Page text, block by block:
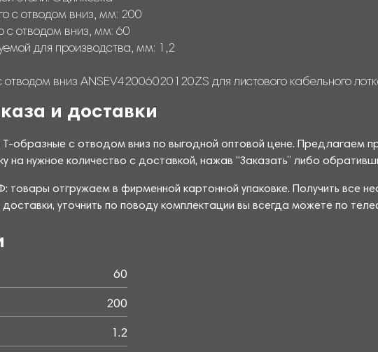
с отводом вниз, мм: 200
с отводом вниз, мм: 60
для производства, мм: 1,2
отводом вниз ANSEV42006020120ZS для листового кабельного
и доставки
Т-образные с отводом вниз по выгодной оптовой цене. Предлагаем
на нужное количество с доставкой, нажав “Заказать” либо
товары отгружаем в фирменной картонной упаковке. Получить все
уточнить по поводу комплектации вы всегда можете по
60
200
1.2